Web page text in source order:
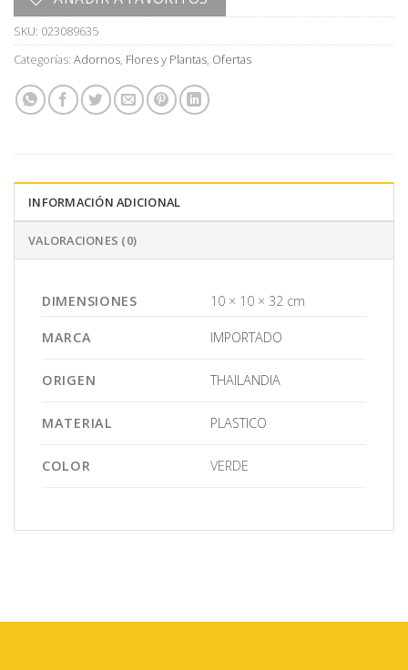
SKU: 023089635
Categorías: Adornos, Flores y Plantas, Ofertas
INFORMACIÓN ADICIONAL
VALORACIONES (0)
DIMENSIONES 10 × 10 × 32 cm
MARCA IMPORTADO
ORIGEN THAILANDIA
MATERIAL PLASTICO
COLOR VERDE